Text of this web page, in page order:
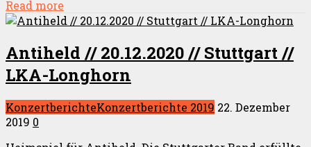
Read more
Antiheld // 20.12.2020 // Stuttgart //
LKA-Longhorn
KonzertberichteKonzertberichte 2019 22. Dezember
2019 0